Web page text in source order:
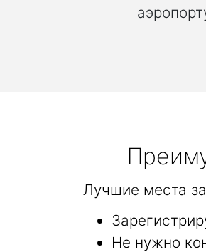
Лучшие места
Не нужно